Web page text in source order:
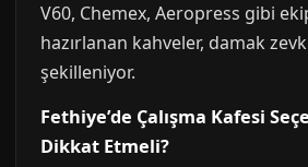
V60, Chemex, Aeropress gibi
hazırlanan kahveler, damak
şekilleniyor.
Fethiye’de Çalışma Kafesi
Dikkat Etmeli?